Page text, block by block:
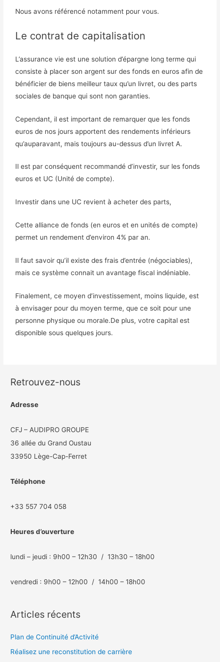
Nous avons référencé notamment pour vous.
Le contrat de capitalisation
L’assurance vie est une solution d’épargne long terme qui
consiste à placer son argent sur des fonds en euros afin de
bénéficier de biens meilleur taux qu’un livret, ou des parts
sociales de banque qui sont non garanties.
Cependant, il est important de remarquer que les fonds
euros de nos jours apportent des rendements inférieurs
qu’auparavant, mais toujours au-dessus d’un livret A.
Il est par conséquent recommandé d’investir, sur les fonds
euros et UC (Unité de compte).
Investir dans une UC revient à acheter des parts,
Cette alliance de fonds (en euros et en unités de compte)
permet un rendement d’environ 4% par an.
Il faut savoir qu’il existe des frais d’entrée (négociables),
mais ce système connait un avantage fiscal indéniable.
Finalement, ce moyen d’investissement, moins liquide, est
à envisager pour du moyen terme, que ce soit pour une
personne physique ou morale.De plus, votre capital est
disponible sous quelques jours.
Retrouvez-nous
Adresse
CFJ – AUDIPRO GROUPE
36 allée du Grand Oustau
33950 Lège-Cap-Ferret
Téléphone
+33 557 704 058
Heures d’ouverture
lundi – jeudi : 9h00 – 12h30 / 13h30 – 18h00
vendredi : 9h00 – 12h00 / 14h00 – 18h00
Articles récents
Plan de Continuité d’Activité
Réalisez une reconstitution de carrière